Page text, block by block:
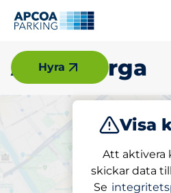
Åkersberga
Visa
Att aktivera
skickar data
Se
Hyra
Parkera